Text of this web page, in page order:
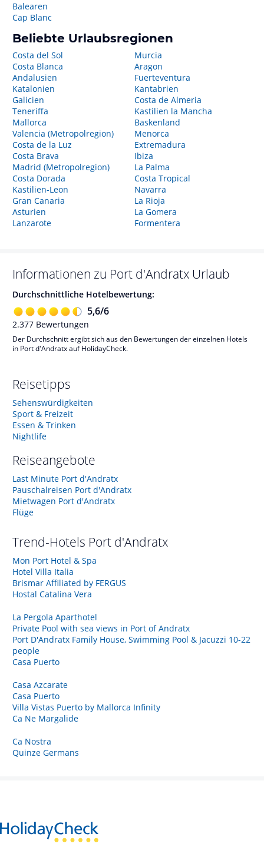
Balearen
Cap Blanc
Beliebte Urlaubsregionen
Costa del Sol
Costa Blanca
Andalusien
Katalonien
Galicien
Teneriffa
Mallorca
Valencia (Metropolregion)
Costa de la Luz
Costa Brava
Madrid (Metropolregion)
Costa Dorada
Kastilien-Leon
Gran Canaria
Asturien
Lanzarote
Murcia
Aragon
Fuerteventura
Kantabrien
Costa de Almeria
Kastilien la Mancha
Baskenland
Menorca
Extremadura
Ibiza
La Palma
Costa Tropical
Navarra
La Rioja
La Gomera
Formentera
Informationen zu Port d'Andratx Urlaub
Durchschnittliche Hotelbewertung:
5,6/6
2.377 Bewertungen
Der Durchschnitt ergibt sich aus den Bewertungen der einzelnen Hotels
in Port d'Andratx auf HolidayCheck.
Reisetipps
Sehenswürdigkeiten
Sport & Freizeit
Essen & Trinken
Nightlife
Reiseangebote
Last Minute Port d'Andratx
Pauschalreisen Port d'Andratx
Mietwagen Port d'Andratx
Flüge
Trend-Hotels Port d'Andratx
Mon Port Hotel & Spa
Hotel Villa Italia
Brismar Affiliated by FERGUS
Hostal Catalina Vera
La Pergola Aparthotel
Private Pool with sea views in Port of Andratx
Port D'Andratx Family House, Swimming Pool & Jacuzzi 10-22
people
Casa Puerto
Casa Azcarate
Casa Puerto
Villa Vistas Puerto by Mallorca Infinity
Ca Ne Margalide
Ca Nostra
Quinze Germans